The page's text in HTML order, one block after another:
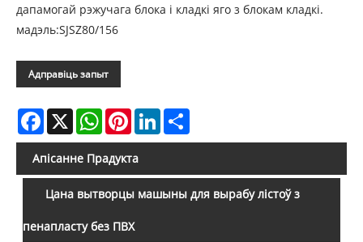
дапамогай рэжучага блока і кладкі яго з блокам кладкі.
мадэль:SJSZ80/156
Адправіць запыт
Facebook
X WhatsAppPinterestLinkedIn
Апісанне Прадукта
Цана вытворцы машыны для вырабу лістоў з
пенапласту без ПВХ